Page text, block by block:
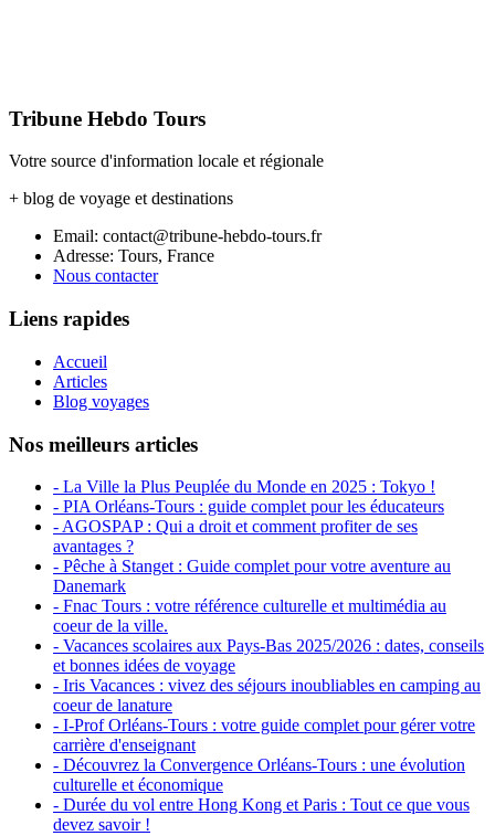
Tribune Hebdo Tours
Votre source d'information locale et régionale
+ blog de voyage et destinations
Email: contact@tribune-hebdo-tours.fr
Adresse: Tours, France
Nous contacter
Liens rapides
Accueil
Articles
Blog voyages
Nos meilleurs articles
- La Ville la Plus Peuplée du Monde en 2025 : Tokyo !
- PIA Orléans-Tours : guide complet pour les éducateurs
- AGOSPAP : Qui a droit et comment profiter de ses
avantages ?
- Pêche à Stanget : Guide complet pour votre aventure au
Danemark
- Fnac Tours : votre référence culturelle et multimédia au
coeur de la ville.
- Vacances scolaires aux Pays-Bas 2025/2026 : dates, conseils
et bonnes idées de voyage
- Iris Vacances : vivez des séjours inoubliables en camping au
coeur de lanature
- I-Prof Orléans-Tours : votre guide complet pour gérer votre
carrière d'enseignant
- Découvrez la Convergence Orléans-Tours : une évolution
culturelle et économique
- Durée du vol entre Hong Kong et Paris : Tout ce que vous
devez savoir !